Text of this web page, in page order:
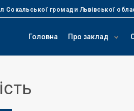
Сокальської громади Львівської
Головна Про заклад